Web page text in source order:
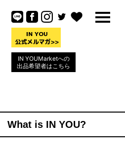
IN YOUMarketへの
出品希望者はこちら
What is IN YOU?